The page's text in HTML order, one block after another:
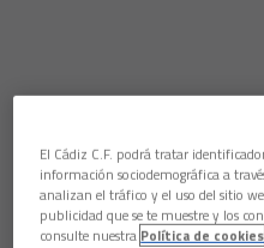
El Cádiz C.F. podrá tratar
información sociodemográfica a
analizan el tráfico y el uso del sitio
publicidad que se te muestre y los
consulte nuestra Política de cookies